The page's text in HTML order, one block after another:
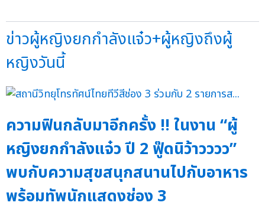
ข่าวผู้หญิงยกกำลังแจ๋ว+ผู้หญิงถึงผู้
หญิงวันนี้
ความฟินกลับมาอีกครั้ง !! ในงาน “ผู้
หญิงยกกำลังแจ๋ว ปี 2 ฟู๊ดนิว้าวววว”
พบกับความสุขสนุกสนานไปกับอาหาร
พร้อมทัพนักแสดงช่อง 3